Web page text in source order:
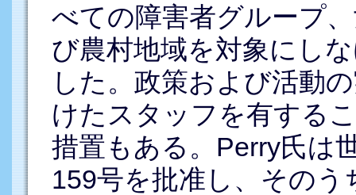
べての障害者グループ
び農村地域を対象にし
した。政策および活動
けたスタッフを有する
措置もある。Perry氏は
159号を批准し、その